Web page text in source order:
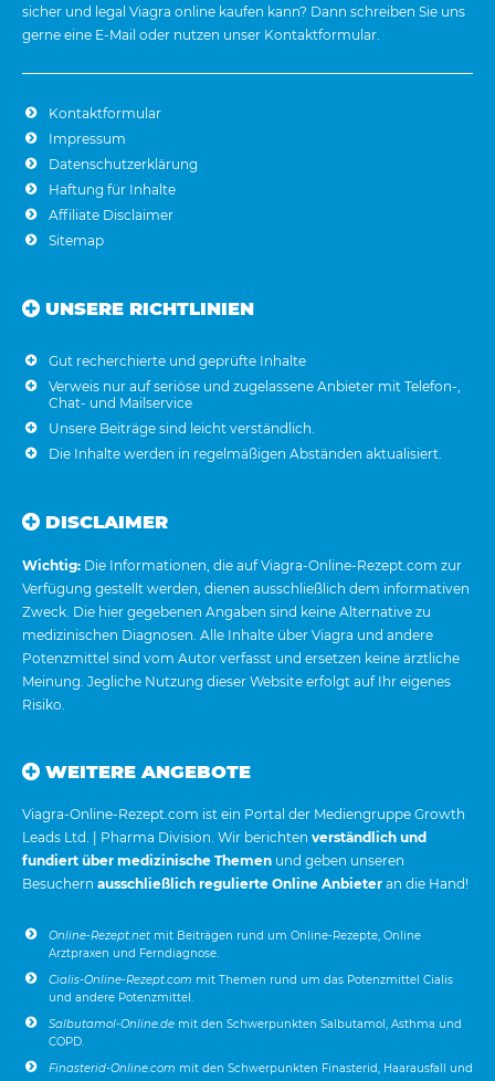
sicher und legal Viagra online kaufen kann? Dann schreiben Sie uns
gerne eine E-Mail oder nutzen unser Kontaktformular.
Kontaktformular
Impressum
Datenschutzerklärung
Haftung für Inhalte
Affiliate Disclaimer
Sitemap
UNSERE RICHTLINIEN
Gut recherchierte und geprüfte Inhalte
Verweis nur auf seriöse und zugelassene Anbieter mit Telefon-,
Chat- und Mailservice
Unsere Beiträge sind leicht verständlich.
Die Inhalte werden in regelmäßigen Abständen aktualisiert.
DISCLAIMER
Wichtig: Die Informationen, die auf Viagra-Online-Rezept.com zur
Verfügung gestellt werden, dienen ausschließlich dem informativen
Zweck. Die hier gegebenen Angaben sind keine Alternative zu
medizinischen Diagnosen. Alle Inhalte über Viagra und andere
Potenzmittel sind vom Autor verfasst und ersetzen keine ärztliche
Meinung. Jegliche Nutzung dieser Website erfolgt auf Ihr eigenes
Risiko.
WEITERE ANGEBOTE
Viagra-Online-Rezept.com ist ein Portal der Mediengruppe Growth
Leads Ltd. | Pharma Division. Wir berichten verständlich und
fundiert über medizinische Themen und geben unseren
Besuchern ausschließlich regulierte Online Anbieter an die Hand!
Online-Rezept.net mit Beiträgen rund um Online-Rezepte, Online
Arztpraxen und Ferndiagnose.
Cialis-Online-Rezept.com mit Themen rund um das Potenzmittel Cialis
und andere Potenzmittel.
Salbutamol-Online.de mit den Schwerpunkten Salbutamol, Asthma und
COPD.
Finasterid-Online.com mit den Schwerpunkten Finasterid, Haarausfall und